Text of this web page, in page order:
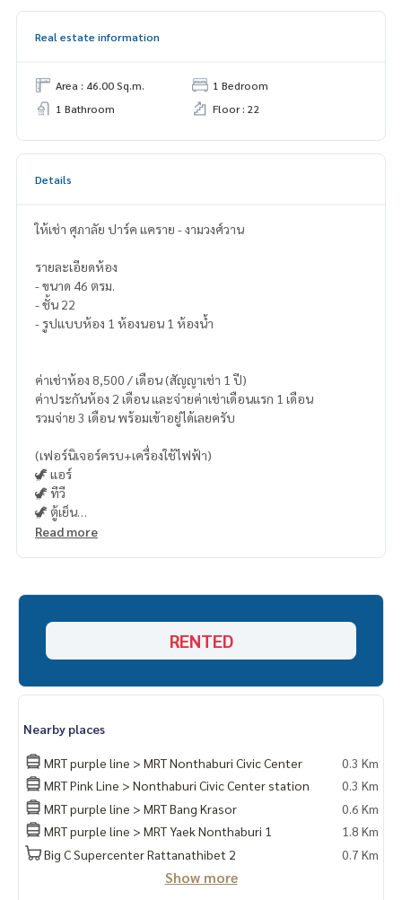
Real estate information
Area : 46.00 Sq.m.
1 Bedroom
1 Bathroom
Floor : 22
Details
ให้เช่า ศุภาลัย ปาร์ค แคราย - งามวงศ์วาน
รายละเอียดห้อง
- ขนาด 46 ตรม.
- ชั้น 22
- รูปแบบห้อง 1 ห้องนอน 1 ห้องน้ำ
ค่าเช่าห้อง 8,500 / เดือน (สัญญาเช่า 1 ปี)
ค่าประกันห้อง 2 เดือน และจ่ายค่าเช่าเดือนแรก 1 เดือน
รวมจ่าย 3 เดือน พร้อมเข้าอยู่ได้เลยครับ
(เฟอร์นิเจอร์ครบ+เครื่องใช้ไฟฟ้า)
🦖 แอร์
🦖 ทีวี
🦖 ตู้เย็น
🦖 ไมโครเวฟ
Read more
RENTED
Nearby places
MRT purple line > MRT Nonthaburi Civic Center
0.3 Km
MRT Pink Line > Nonthaburi Civic Center station
0.3 Km
MRT purple line > MRT Bang Krasor
0.6 Km
MRT purple line > MRT Yaek Nonthaburi 1
1.8 Km
Big C Supercenter Rattanathibet 2
0.7 Km
Show more